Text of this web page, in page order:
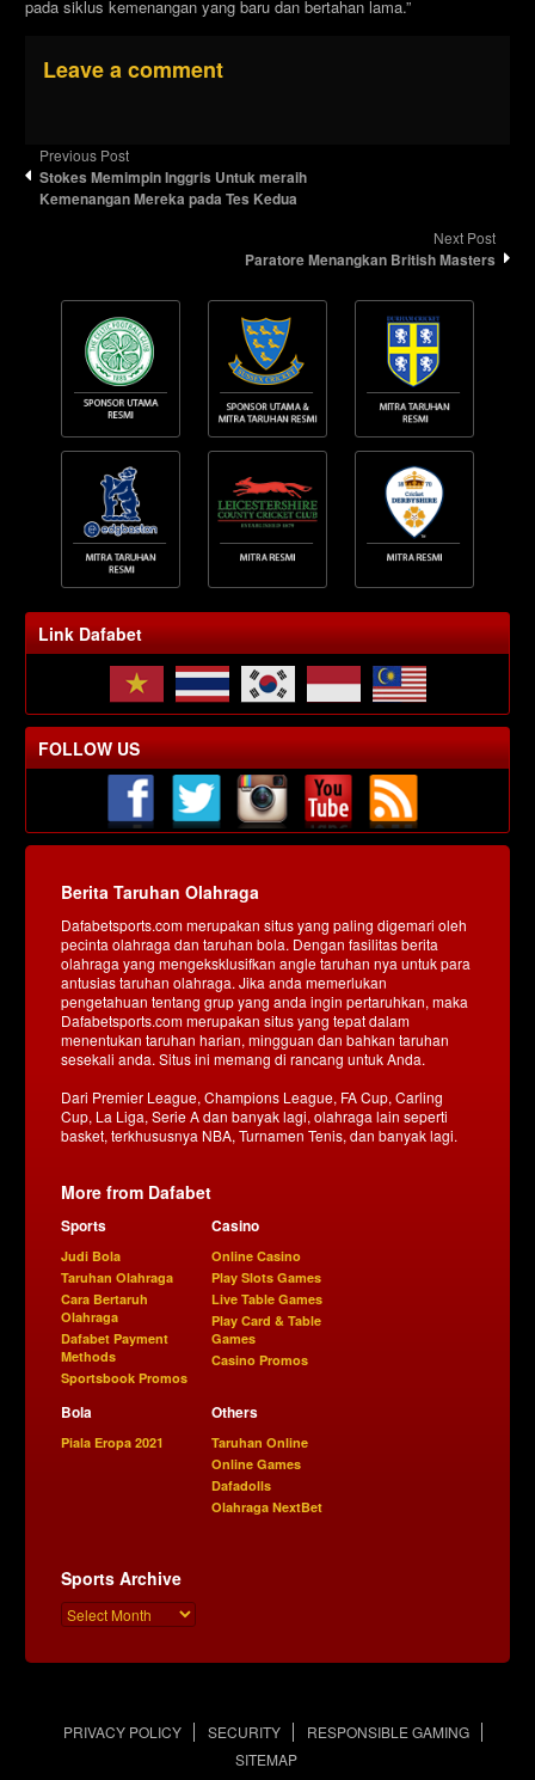
pada siklus kemenangan yang baru dan bertahan lama.”
Leave a comment
Previous Post
Stokes Memimpin Inggris Untuk meraih
Kemenangan Mereka pada Tes Kedua
Next Post
Paratore Menangkan British Masters
Link Dafabet
FOLLOW US
Berita Taruhan Olahraga
Dafabetsports.com merupakan situs yang paling digemari oleh
pecinta olahraga dan taruhan bola. Dengan fasilitas berita
olahraga yang mengeksklusifkan angle taruhan nya untuk para
antusias taruhan olahraga. Jika anda memerlukan
pengetahuan tentang grup yang anda ingin pertaruhkan, maka
Dafabetsports.com merupakan situs yang tepat dalam
menentukan taruhan harian, mingguan dan bahkan taruhan
sesekali anda. Situs ini memang di rancang untuk Anda.
Dari Premier League, Champions League, FA Cup, Carling
Cup, La Liga, Serie A dan banyak lagi, olahraga lain seperti
basket, terkhususnya NBA, Turnamen Tenis, dan banyak lagi.
More from Dafabet
Sports
Judi Bola
Taruhan Olahraga
Cara Bertaruh
Olahraga
Dafabet Payment
Methods
Sportsbook Promos
Casino
Online Casino
Play Slots Games
Live Table Games
Play Card & Table
Games
Casino Promos
Bola
Piala Eropa 2021
Others
Taruhan Online
Online Games
Dafadolls
Olahraga NextBet
Sports Archive
PRIVACY POLICY SECURITY
RESPONSIBLE GAMING
SITEMAP